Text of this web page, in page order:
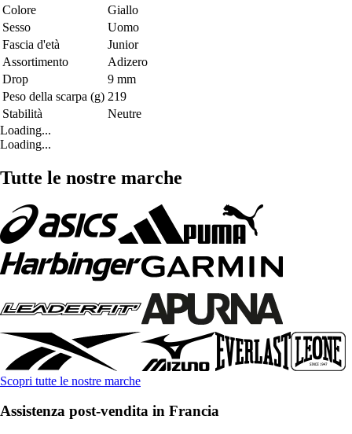
Colore
Giallo
Sesso
Uomo
Fascia d'età
Junior
Assortimento
Adizero
Drop
9 mm
Peso della scarpa (g) 219
Stabilità
Neutre
Loading...
Loading...
Tutte le nostre marche
Scopri tutte le nostre marche
Assistenza post-vendita in Francia